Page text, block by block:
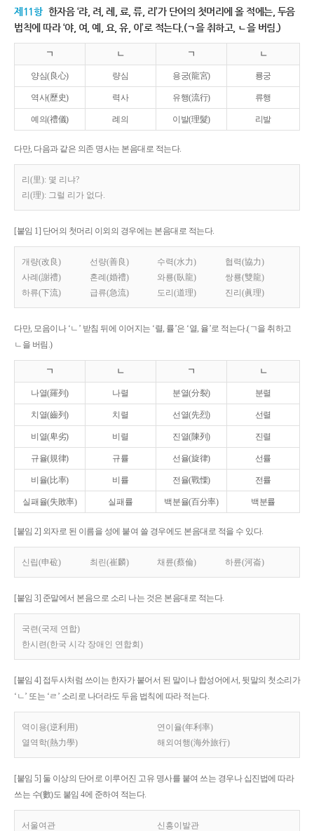
제11항 한자음 ‘랴, 려, 례, 료, 류, 리’가 단어의 첫머리에 올 적에는, 두음
법칙에 따라 ‘야, 여, 예, 요, 유, 이’로 적는다.(ㄱ을 취하고, ㄴ을 버림.)
ㄱ ㄴ ㄱ ㄴ
양심(良心) 량심 용궁(龍宮) 룡궁
역사(歷史) 력사 유행(流行) 류행
예의(禮儀) 례의 이발(理髮) 리발
다만, 다음과 같은 의존 명사는 본음대로 적는다.
리(里): 몇 리냐?
리(理): 그럴 리가 없다.
[붙임 1] 단어의 첫머리 이외의 경우에는 본음대로 적는다.
개량(改良) 선량(善良) 수력(水力)
협력(協力)
사례(謝禮)
혼례(婚禮) 와룡(臥龍)
쌍룡(雙龍)
하류(下流)
급류(急流) 도리(道理) 진리(眞理)
다만, 모음이나 ‘ㄴ’ 받침 뒤에 이어지는 ‘렬, 률’은 ‘열, 율’로 적는다.(ㄱ을 취하고
ㄴ을 버림.)
ㄱ ㄴ ㄱ ㄴ
나열(羅列) 나렬 분열(分裂) 분렬
치열(齒列) 치렬 선열(先烈) 선렬
비열(卑劣) 비렬 진열(陳列) 진렬
규율(規律) 규률 선율(旋律) 선률
비율(比率) 비률 전율(戰慄) 전률
실패율(失敗率) 실패률 백분율(百分率) 백분률
[붙임 2] 외자로 된 이름을 성에 붙여 쓸 경우에도 본음대로 적을 수 있다.
신립(申砬) 최린(崔麟) 채륜(蔡倫) 하륜(河崙)
[붙임 3] 준말에서 본음으로 소리 나는 것은 본음대로 적는다.
국련(국제 연합)
한시련(한국 시각 장애인 연합회)
[붙임 4] 접두사처럼 쓰이는 한자가 붙어서 된 말이나 합성어에서, 뒷말의 첫소리가
‘ㄴ’ 또는 ‘ㄹ’ 소리로 나더라도 두음 법칙에 따라 적는다.
역이용(逆利用)
연이율(年利率)
열역학(熱力學)
해외여행(海外旅行)
[붙임 5] 둘 이상의 단어로 이루어진 고유 명사를 붙여 쓰는 경우나 십진법에 따라
쓰는 수(數)도 붙임 4에 준하여 적는다.
서울여관 신흥이발관